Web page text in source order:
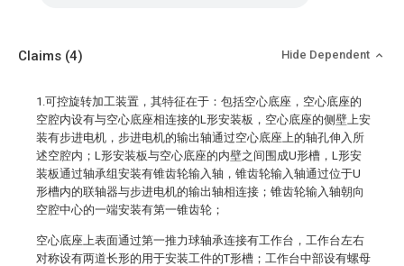
Claims (4) Hide Dependent
1.可控旋转加工装置，其特征在于：包括空心底座，空心底座的
空腔内设有与空心底座相连接的L形安装板，空心底座的侧壁上安
装有步进电机，步进电机的输出轴通过空心底座上的轴孔伸入所
述空腔内；L形安装板与空心底座的内壁之间围成U形槽，L形安
装板通过轴承组安装有锥齿轮输入轴，锥齿轮输入轴通过位于U
形槽内的联轴器与步进电机的输出轴相连接；锥齿轮输入轴朝向
空腔中心的一端安装有第一锥齿轮；
空心底座上表面通过第一推力球轴承连接有工作台，工作台左右
对称设有两道长形的用于安装工件的T形槽；工作台中部设有螺母